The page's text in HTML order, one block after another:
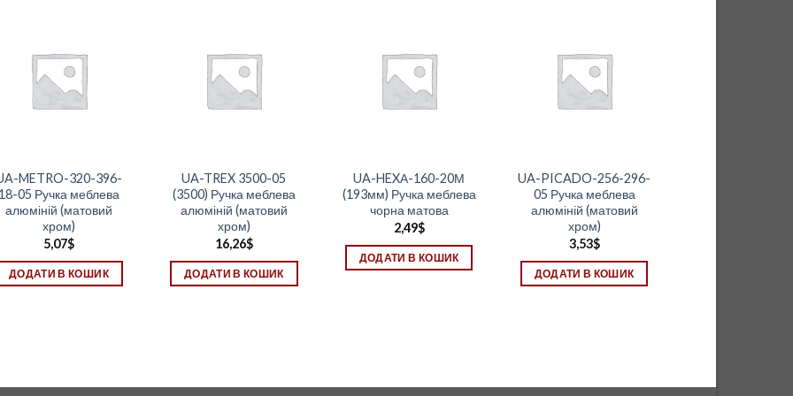
METRO-320-396-
05 Ручка меблева
алюміній (матовий
хром)
5,07$
ДОДАТИ В КОШИК
UA-TREX 3500-05
(3500) Ручка меблева
алюміній (матовий
хром)
16,26$
ДОДАТИ В КОШИК
UA-HEXА-160-20М
(193мм) Ручка меблева
чорна матова
2,49$
ДОДАТИ В КОШИК
UA-PICADO-256-296-
05 Ручка меблева
алюміній (матовий
хром)
3,53$
ДОДАТИ В КОШИК